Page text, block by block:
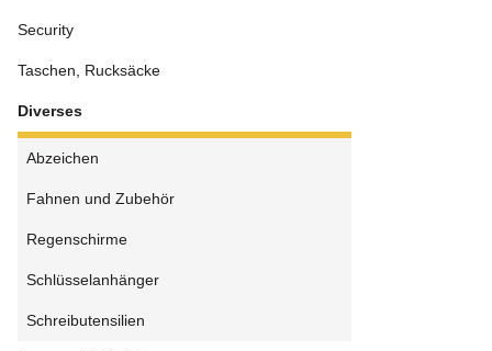
Security
Taschen, Rucksäcke
Diverses
Abzeichen
Fahnen und Zubehör
Regenschirme
Schlüsselanhänger
Schreibutensilien